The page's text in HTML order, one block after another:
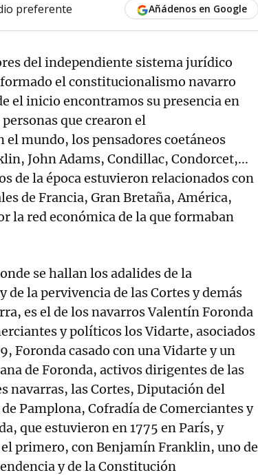
preferente Añádenos en Google
del independiente sistema jurídico
el constitucionalismo navarro
el inicio encontramos su presencia en
que crearon el
mundo, los pensadores coetáneos
John Adams, Condillac, Condorcet,...
de la época estuvieron relacionados con
de Francia, Gran Bretaña, América,
la red económica de la que formaban
se hallan los adalides de la
de la pervivencia de las Cortes y demás
es el de los navarros Valentín Foronda
y políticos los Vidarte, asociados
Foronda casado con una Vidarte y un
de Foronda, activos dirigentes de las
navarras, las Cortes, Diputación del
Pamplona, Cofradía de Comerciantes y
que estuvieron en 1775 en París, y
primero, con Benjamín Franklin, uno de
y de la Constitución